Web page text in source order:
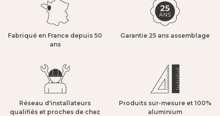
Fabriqué en France depuis 50
ans​
Garantie 25 ans assemblage​
Réseau d'installateurs
qualifiés et proches de chez
Produits sur-mesure et 100%
aluminium​